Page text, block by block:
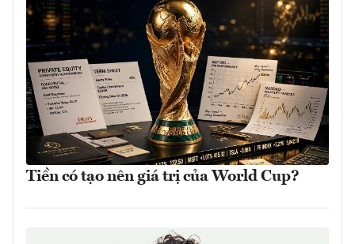
Tiền có tạo nên giá trị của World Cup?